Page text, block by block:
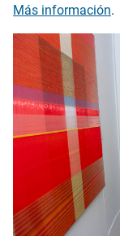
Más información.